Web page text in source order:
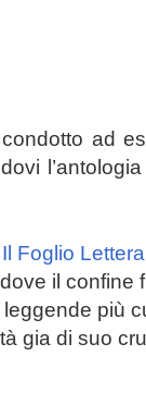
ad
Il Foglio
il confine
più
gia di suo